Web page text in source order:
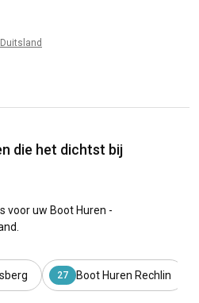
Duitsland
die het dichtst bij
voor uw Boot Huren -
27 Boot Huren Rechlin